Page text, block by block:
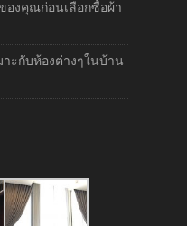
องคุณก่อนเลือกซื้อผ้า
ะกับห้องต่างๆในบ้าน